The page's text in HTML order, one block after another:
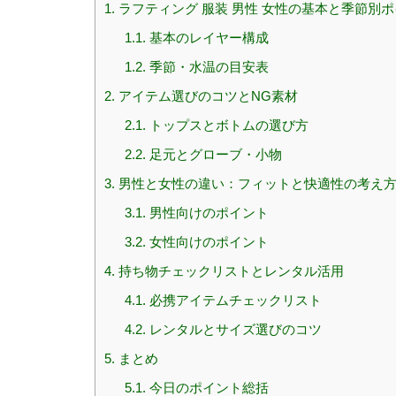
1. ラフティング 服装 男性 女性の基本と季節別ポ
1.1. 基本のレイヤー構成
1.2. 季節・水温の目安表
2. アイテム選びのコツとNG素材
2.1. トップスとボトムの選び方
2.2. 足元とグローブ・小物
3. 男性と女性の違い：フィットと快適性の考え方
3.1. 男性向けのポイント
3.2. 女性向けのポイント
4. 持ち物チェックリストとレンタル活用
4.1. 必携アイテムチェックリスト
4.2. レンタルとサイズ選びのコツ
5. まとめ
5.1. 今日のポイント総括